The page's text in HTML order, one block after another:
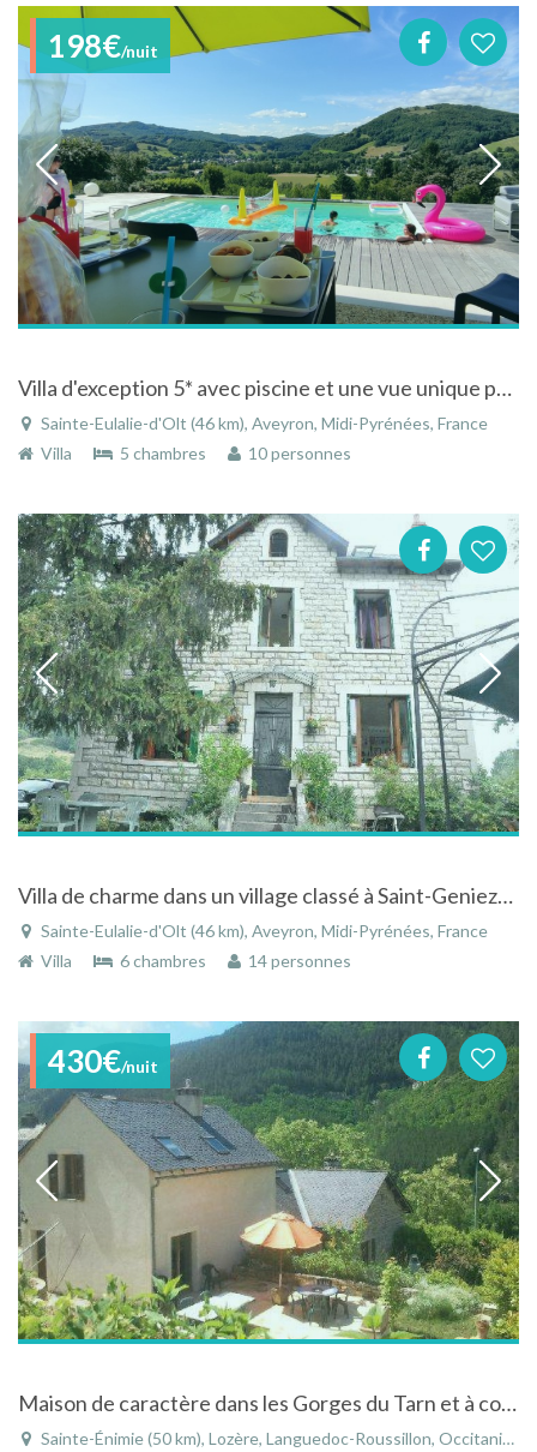
198€/nuit
Villa d'exception 5* avec piscine et une vue unique proche du musée soulages
Sainte-Eulalie-d'Olt (46 km), Aveyron, Midi-Pyrénées, France
Villa
5 chambres 10 personnes
Villa de charme dans un village classé à Saint-Geniez-d'Olt dans l'Aveyron en Midi-Pyrénées
Sainte-Eulalie-d'Olt (46 km), Aveyron, Midi-Pyrénées, France
Villa
6 chambres 14 personnes
430€/nuit
Maison de caractère dans les Gorges du Tarn et à coté des Cevennes à Sainte-Enimie en Lozère
Sainte-Énimie (50 km), Lozère, Languedoc-Roussillon, Occitanie, France